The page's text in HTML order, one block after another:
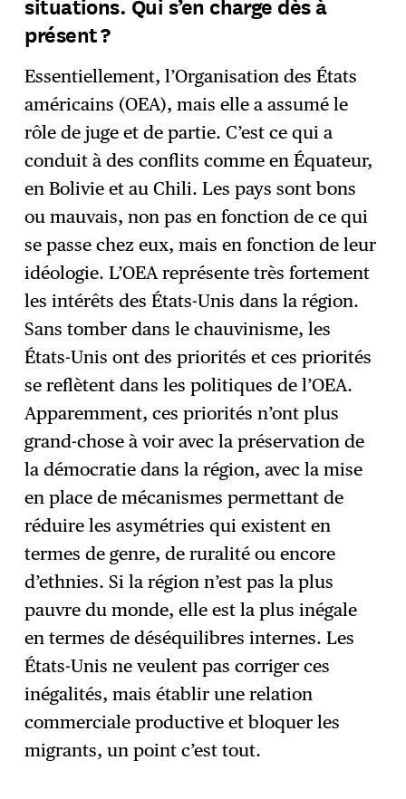
présent ?
Essentiellement, l’Organisation des États
américains (OEA), mais elle a assumé le
rôle de juge et de partie. C’est ce qui a
conduit à des conflits comme en Équateur,
en Bolivie et au Chili. Les pays sont bons
ou mauvais, non pas en fonction de ce qui
se passe chez eux, mais en fonction de leur
idéologie. L’OEA représente très fortement
les intérêts des États-Unis dans la région.
Sans tomber dans le chauvinisme, les
États-Unis ont des priorités et ces priorités
se reflètent dans les politiques de l’OEA.
Apparemment, ces priorités n’ont plus
grand-chose à voir avec la préservation de
la démocratie dans la région, avec la mise
en place de mécanismes permettant de
réduire les asymétries qui existent en
termes de genre, de ruralité ou encore
d’ethnies. Si la région n’est pas la plus
pauvre du monde, elle est la plus inégale
en termes de déséquilibres internes. Les
États-Unis ne veulent pas corriger ces
inégalités, mais établir une relation
commerciale productive et bloquer les
migrants, un point c’est tout.